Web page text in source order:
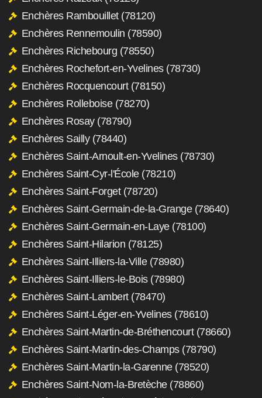
Enchères Rambouillet (78120)
Enchères Rennemoulin (78590)
Enchères Richebourg (78550)
Enchères Rochefort-en-Yvelines (78730)
Enchères Rocquencourt (78150)
Enchères Rolleboise (78270)
Enchères Rosay (78790)
Enchères Sailly (78440)
Enchères Saint-Arnoult-en-Yvelines (78730)
Enchères Saint-Cyr-l'École (78210)
Enchères Saint-Forget (78720)
Enchères Saint-Germain-de-la-Grange (78640)
Enchères Saint-Germain-en-Laye (78100)
Enchères Saint-Hilarion (78125)
Enchères Saint-Illiers-la-Ville (78980)
Enchères Saint-Illiers-le-Bois (78980)
Enchères Saint-Lambert (78470)
Enchères Saint-Léger-en-Yvelines (78610)
Enchères Saint-Martin-de-Bréthencourt (78660)
Enchères Saint-Martin-des-Champs (78790)
Enchères Saint-Martin-la-Garenne (78520)
Enchères Saint-Nom-la-Bretèche (78860)